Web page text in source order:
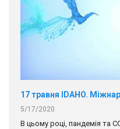
5/17/2020
В цьому році, пандемія та